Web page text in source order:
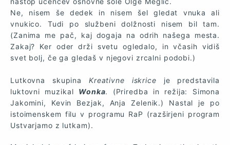
Ne, nisem še dedek in nisem šel gledat vnuka ali
vnukico. Tudi po službeni dolžnosti nisem bil tam.
(Zanima me pač, kaj dogaja na odrih našega mesta.
Zakaj? Ker oder drži svetu ogledalo, in včasih vidiš
svet bolj, če ga gledaš v njegovi zrcalni podobi.)
Lutkovna skupina Kreativne iskrice je predstavila
luktovni muzikal Wonka. (Priredba in režija: Simona
Jakomini, Kevin Bezjak, Anja Zelenik.) Nastal je po
istoimenskem filu v programu RaP (razširjeni program
Ustvarjamo z lutkam).